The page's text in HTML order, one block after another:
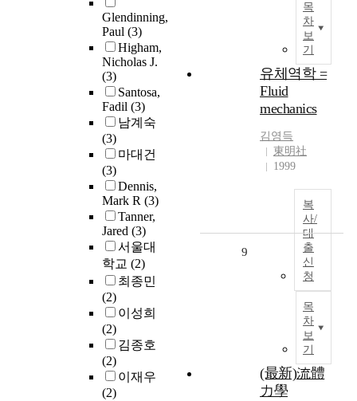
Glendinning,
Paul (3)
Higham,
Nicholas J.
(3)
Santosa,
Fadil (3)
남계숙
(3)
마대건
(3)
Dennis,
Mark R (3)
Tanner,
Jared (3)
서울대
학교 (2)
최종민
(2)
이성희
(2)
김종호
(2)
이재우
(2)
목
차
보
기
유체역학 =
Fluid
mechanics
김영득
東明社
1999
복
사/
대
출
신
청
목
차
보
기
9
(最新)流體
力學